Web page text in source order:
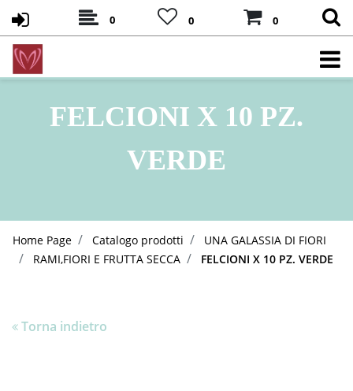
0 0 0
FELCIONI X 10 PZ.
VERDE
Home Page Catalogo prodotti
UNA GALASSIA DI FIORI
RAMI,FIORI E FRUTTA SECCA
FELCIONI X 10 PZ. VERDE
Torna indietro